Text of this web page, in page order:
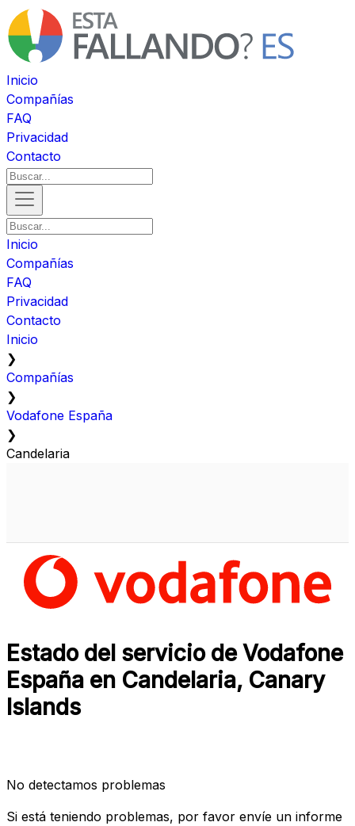
Inicio
Compañías
FAQ
Privacidad
Contacto
Inicio
Compañías
FAQ
Privacidad
Contacto
Inicio
❯
Compañías
❯
Vodafone España
❯
Candelaria
Estado del servicio de Vodafone
España en Candelaria, Canary
Islands
No detectamos problemas
Si está teniendo problemas, por favor envíe un informe